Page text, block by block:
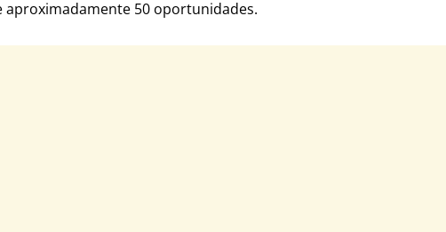
aproximadamente 50 oportunidades.